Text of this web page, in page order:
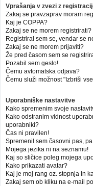
Vprašanja v zvezi z
Zakaj se pravzaprav moram
Kaj je COPPA?
Zakaj se ne morem registrirati?
Registriral sem se, vendar se
Zakaj se ne morem prijaviti?
Že pred časom sem se
Pozabil sem geslo!
Čemu avtomatska odjava?
Čemu služi možnost "Izbriši
Uporabniške nastavitve
Kako spremenim svoje
Kako odstranim vidnost
uporabniki?
Čas ni pravilen!
Spremenil sem časovni pas,
Mojega jezika ni na seznamu!
Kaj so sličice poleg mojega
Kako prikazati avatar?
Kaj je moj rang oz. stopnja in
Zakaj sem ob kliku na e-mail